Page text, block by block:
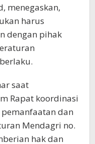
menegaskan,
harus
dengan pihak
saat
Rapat koordinasi
dan
Mendagri no.
hak dan